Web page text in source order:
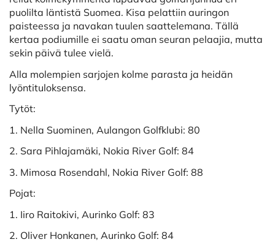
puolilta läntistä Suomea. Kisa pelattiin auringon
paisteessa ja navakan tuulen saattelemana. Tällä
kertaa podiumille ei saatu oman seuran pelaajia, mutta
sekin päivä tulee vielä.
Alla molempien sarjojen kolme parasta ja heidän
lyöntituloksensa.
Tytöt:
1. Nella Suominen, Aulangon Golfklubi: 80
2. Sara Pihlajamäki, Nokia River Golf: 84
3. Mimosa Rosendahl, Nokia River Golf: 88
Pojat:
1. Iiro Raitokivi, Aurinko Golf: 83
2. Oliver Honkanen, Aurinko Golf: 84